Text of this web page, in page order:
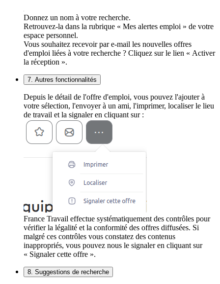
Donnez un nom à votre recherche.
Retrouvez-la dans la rubrique « Mes alertes emploi » de votre
espace personnel.
Vous souhaitez recevoir par e-mail les nouvelles offres
d'emploi liées à votre recherche ? Cliquez sur le lien « Activer
la réception ».
7. Autres fonctionnalités
Depuis le détail de l'offre d'emploi, vous pouvez l'ajouter à
votre sélection, l'envoyer à un ami, l'imprimer, localiser le lieu
de travail et la signaler en cliquant sur :
France Travail effectue systématiquement des contrôles pour
vérifier la légalité et la conformité des offres diffusées. Si
malgré ces contrôles vous constatez des contenus
inappropriés, vous pouvez nous le signaler en cliquant sur
« Signaler cette offre ».
8. Suggestions de recherche